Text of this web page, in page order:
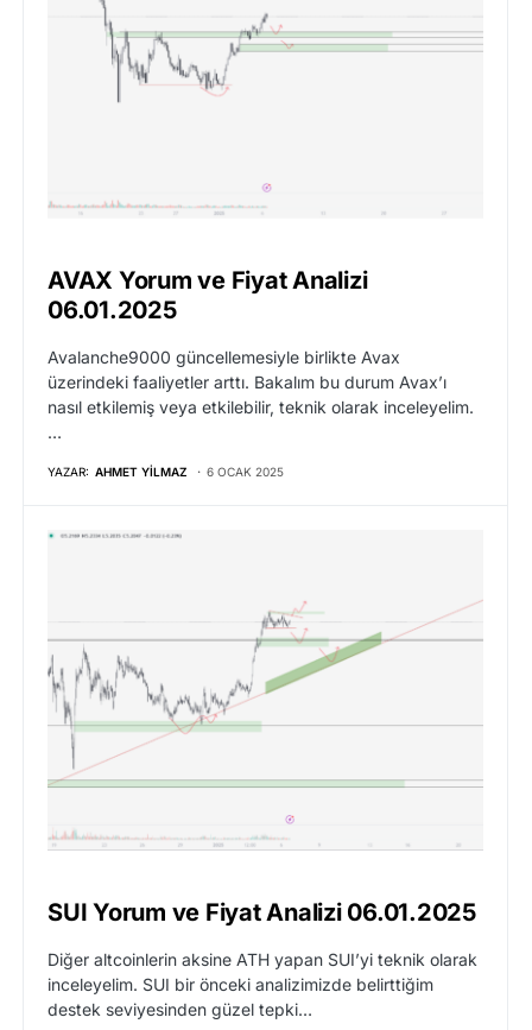
AVAX Yorum ve Fiyat Analizi
06.01.2025
Avalanche9000 güncellemesiyle birlikte Avax
üzerindeki faaliyetler arttı. Bakalım bu durum Avax’ı
nasıl etkilemiş veya etkilebilir, teknik olarak inceleyelim.
…
YAZAR: AHMET YILMAZ 6 OCAK 2025
SUI Yorum ve Fiyat Analizi 06.01.2025
Diğer altcoinlerin aksine ATH yapan SUI’yi teknik olarak
inceleyelim. SUI bir önceki analizimizde belirttiğim
destek seviyesinden güzel tepki…